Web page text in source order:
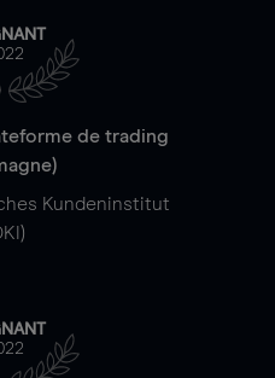
de trading
Kundeninstitut